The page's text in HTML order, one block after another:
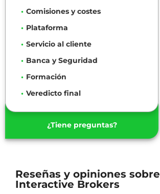
Comisiones y costes
Plataforma
Servicio al cliente
Banca y Seguridad
Formación
Veredicto final
¿Tiene preguntas?
Reseñas y opiniones sobre
Interactive Brokers